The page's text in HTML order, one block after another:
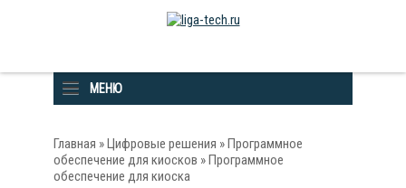
МЕНЮ
Главная »Цифровые решения »Программное
обеспечение для киосков » Программное
обеспечение для киоска